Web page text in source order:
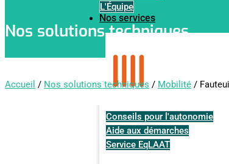
L'Équipe
Nos services
Conseils pour l'autonomie
Aide aux démarches
Service EqLAAT
Nos solutions techniques
Accueil / Nos solutions techniques / Mobilité /